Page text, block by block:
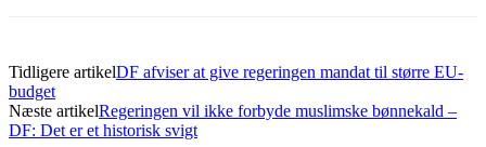
Tidligere artikelDF afviser at give regeringen mandat til større EU-
budget
Næste artikelRegeringen vil ikke forbyde muslimske bønnekald –
DF: Det er et historisk svigt